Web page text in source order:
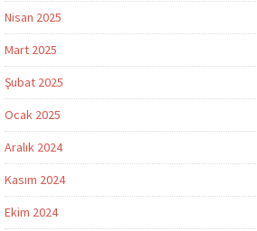
Nisan 2025
Mart 2025
Şubat 2025
Ocak 2025
Aralık 2024
Kasım 2024
Ekim 2024